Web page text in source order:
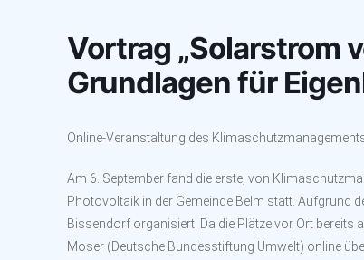
Vortrag „Solarstrom
Grundlagen für
Online-Veranstaltung des
Am 6. September fand die erste, von
Photovoltaik in der Gemeinde Belm statt. Aufgrund
Bissendorf organisiert. Da die Plätze vor Ort bereits
Moser (Deutsche Bundesstiftung Umwelt) online